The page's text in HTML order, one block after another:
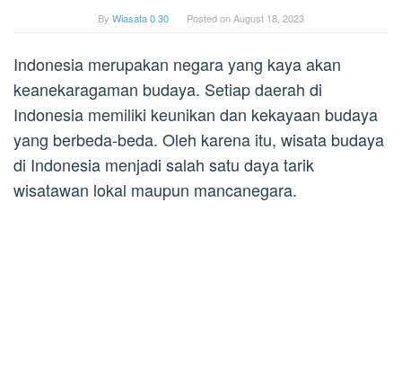
By Wiasata 0 30 Posted onAugust 18, 2023
Indonesia merupakan negara yang kaya akan
keanekaragaman budaya. Setiap daerah di
Indonesia memiliki keunikan dan kekayaan budaya
yang berbeda-beda. Oleh karena itu, wisata budaya
di Indonesia menjadi salah satu daya tarik
wisatawan lokal maupun mancanegara.